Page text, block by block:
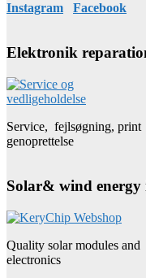
Instagram Facebook
Elektronik
Service, fejlsøgning, print
genoprettelse
Solar& wind energy
Quality solar modules and
electronics